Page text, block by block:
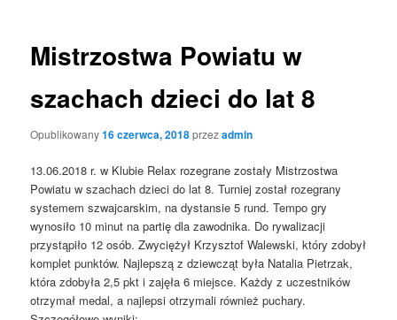
Mistrzostwa Powiatu w
szachach dzieci do lat 8
Opublikowany16 czerwca, 2018przezadmin
13.06.2018 r. w Klubie Relax rozegrane zostały Mistrzostwa
Powiatu w szachach dzieci do lat 8. Turniej został rozegrany
systemem szwajcarskim, na dystansie 5 rund. Tempo gry
wynosiło 10 minut na partię dla zawodnika. Do rywalizacji
przystąpiło 12 osób. Zwyciężył Krzysztof Walewski, który zdobył
komplet punktów. Najlepszą z dziewcząt była Natalia Pietrzak,
która zdobyła 2,5 pkt i zajęła 6 miejsce. Każdy z uczestników
otrzymał medal, a najlepsi otrzymali również puchary.